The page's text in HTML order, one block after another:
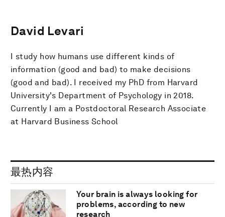
David Levari
I study how humans use different kinds of
information (good and bad) to make decisions
(good and bad). I received my PhD from Harvard
University's Department of Psychology in 2018.
Currently I am a Postdoctoral Research Associate
at Harvard Business School
最热内容
Your brain is always looking for
problems, according to new
research